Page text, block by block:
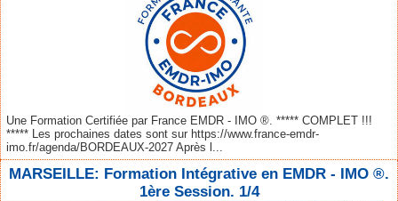
Une Formation Certifiée par France EMDR - IMO ®. ***** COMPLET !!!
***** Les prochaines dates sont sur https://www.france-emdr-
imo.fr/agenda/BORDEAUX-2027 Après l...
MARSEILLE: Formation Intégrative en EMDR - IMO ®.
1ère Session. 1/4